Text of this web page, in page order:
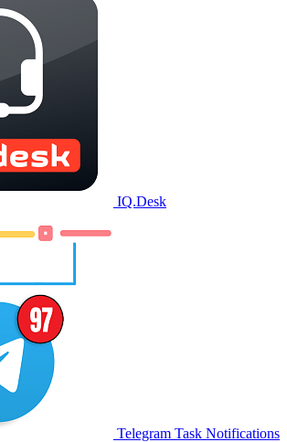
IQ.Desk
Telegram Task Notifications